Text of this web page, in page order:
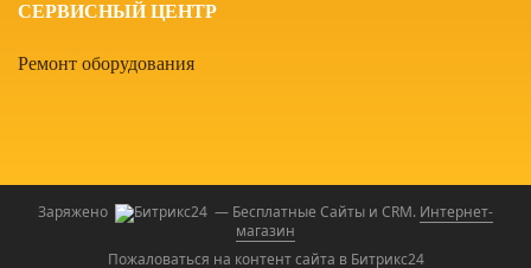
СЕРВИСНЫЙ ЦЕНТР
Ремонт оборудования
Заряжено — Бесплатные Сайты и CRM. Интернет-
магазин
Пожаловаться на контент cайта в Битрикс24